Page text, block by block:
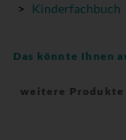
> Kinderfachbuch
Das könnte Ihnen
weitere Produkte